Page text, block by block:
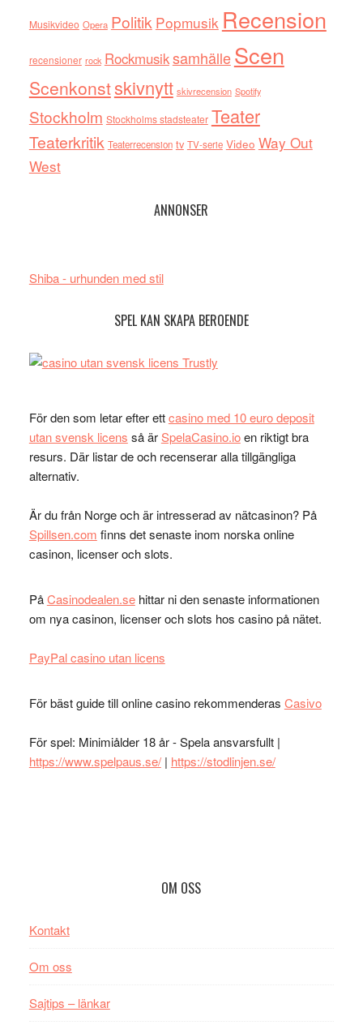
Musikvideo Opera Politik Popmusik Recension
recensioner rock RockmusiksamhälleScen
Scenkonstskivnytt skivrecension Spotify
Stockholm Stockholms stadsteater Teater
Teaterkritik Teaterrecension tv TV-serie Video Way Out
West
ANNONSER
Shiba - urhunden med stil
SPEL KAN SKAPA BEROENDE
För den som letar efter ettcasino med 10 euro deposit
utan svensk licens så ärSpelaCasino.ioen riktigt bra
resurs. Där listar de och recenserar alla tillgängliga
alternativ.
Är du från Norge och är intresserad av nätcasinon? På
Spillsen.com finns det senaste inom norska online
casinon, licenser och slots.
PåCasinodealen.sehittar ni den senaste informationen
om nya casinon, licenser och slots hos casino på nätet.
PayPal casino utan licens
För bäst guide till online casino rekommenderas Casivo
För spel: Minimiålder 18 år - Spela ansvarsfullt |
https://www.spelpaus.se/| https://stodlinjen.se/
OM OSS
Kontakt
Om oss
Sajtips – länkar